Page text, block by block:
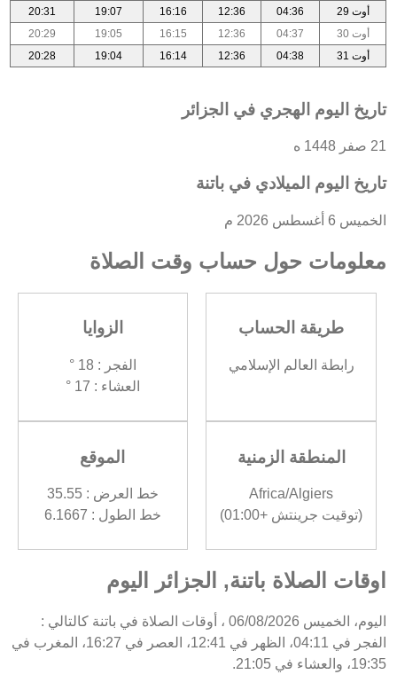
أوت 29
04:36
12:36
16:16
19:07
20:31
أوت 30
04:37
12:36
16:15
19:05
20:29
أوت 31
04:38
12:36
16:14
19:04
20:28
تاريخ اليوم الهجري في الجزائر
21 صفر 1448 ه
تاريخ اليوم الميلادي في باتنة
الخميس 6 أغسطس 2026 م
معلومات حول حساب وقت الصلاة
طريقة الحساب
رابطة العالم الإسلامي
الزوايا
الفجر : 18 °
العشاء : 17 °
المنطقة الزمنية
Africa/Algiers
(توقيت جرينتش +01:00)
الموقع
خط العرض : 35.55
خط الطول : 6.1667
اوقات الصلاة باتنة, الجزائر اليوم
اليوم، الخميس 06/08/2026 ، أوقات الصلاة في باتنة كالتالي :
الفجر في 04:11، الظهر في 12:41، العصر في 16:27، المغرب في
19:35، والعشاء في 21:05.